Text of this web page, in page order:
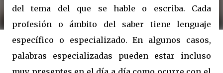
del tema del que se hable o escriba. Cada
profesión o ámbito del saber tiene lenguaje
específico o especializado. En algunos casos,
palabras especializadas pueden estar incluso